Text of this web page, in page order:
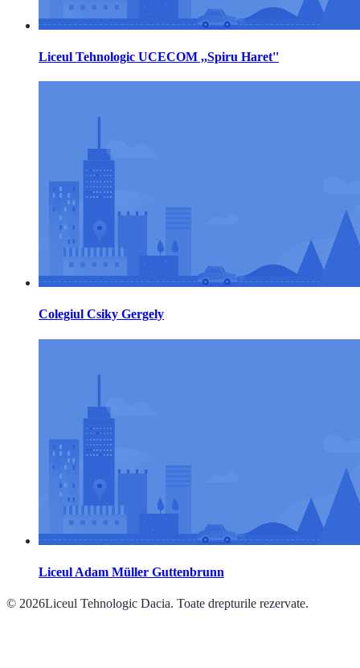
Liceul Tehnologic UCECOM ,,Spiru Haret''
Colegiul Csiky Gergely
Liceul Adam Müller Guttenbrunn
© 2026Liceul Tehnologic Dacia. Toate drepturile rezervate.